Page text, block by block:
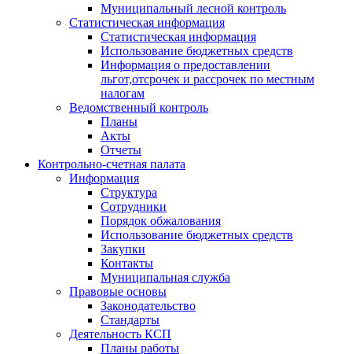
Муниципальный лесной контроль
Статистическая информация
Статистическая информация
Использование бюджетных средств
Информация о предоставлении
льгот,отсрочек и рассрочек по местным
налогам
Ведомственный контроль
Планы
Акты
Отчеты
Контрольно-счетная палата
Информация
Структура
Сотрудники
Порядок обжалования
Использование бюджетных средств
Закупки
Контакты
Муниципальная служба
Правовые основы
Законодательство
Стандарты
Деятельность КСП
Планы работы